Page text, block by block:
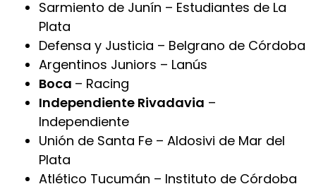
Sarmiento de Junín – Estudiantes de La
Plata
Defensa y Justicia – Belgrano de Córdoba
Argentinos Juniors – Lanús
Boca – Racing
Independiente Rivadavia –
Independiente
Unión de Santa Fe – Aldosivi de Mar del
Plata
Atlético Tucumán – Instituto de Córdoba